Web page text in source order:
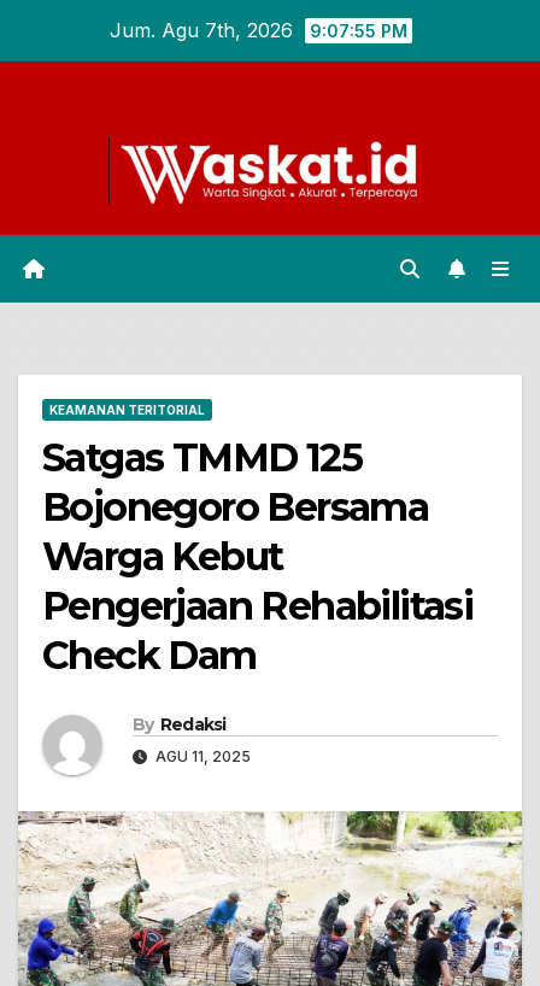
Jum. Agu 7th, 2026 9:07:55 PM
KEAMANAN TERITORIAL
Satgas TMMD 125
Bojonegoro Bersama
Warga Kebut
Pengerjaan Rehabilitasi
Check Dam
By Redaksi
AGU 11, 2025